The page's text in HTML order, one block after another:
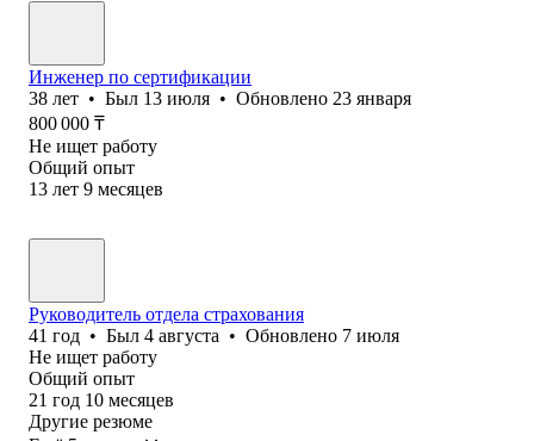
Инженер по сертификации
38 лет • Был 13 июля • Обновлено 23 января
800 000 ₸
Не ищет работу
Общий опыт
13 лет 9 месяцев
Руководитель отдела страхования
41 год • Был 4 августа • Обновлено 7 июля
Не ищет работу
Общий опыт
21 год 10 месяцев
Другие резюме